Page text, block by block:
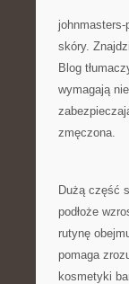
skóry.
Blog
wymagają
zmęczona.
Dużą część
podłoże
rutynę
pomaga
kosmetyki